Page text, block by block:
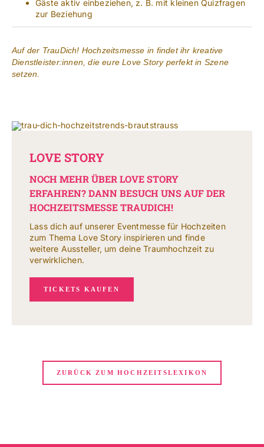
Gäste aktiv einbeziehen, z. B. mit kleinen Quizfragen
zur Beziehung
Auf der TrauDich! Hochzeitsmesse in findet ihr kreative
Dienstleister:innen, die eure Love Story perfekt in Szene
setzen.
LOVE STORY
NOCH MEHR ÜBER LOVE STORY
ERFAHREN? DANN BESUCH UNS AUF DER
HOCHZEITSMESSE TRAUDICH!
Lass dich auf unserer Eventmesse für Hochzeiten
zum Thema Love Story inspirieren und finde
weitere Aussteller, um deine Traumhochzeit zu
verwirklichen.
TICKETS KAUFEN
ZURÜCK ZUM HOCHZEITSLEXIKON